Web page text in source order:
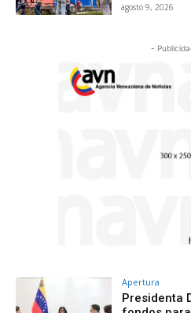
agosto 9, 2026
-
Apertura
Presidenta